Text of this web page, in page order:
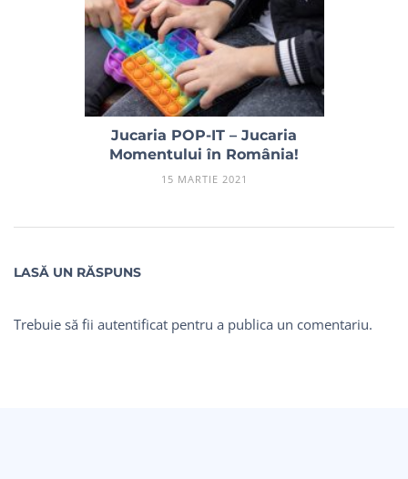
Jucaria POP-IT – Jucaria
Momentului în România!
15 MARTIE 2021
LASĂ UN RĂSPUNS
Trebuie să fii autentificat pentru a publica un comentariu.